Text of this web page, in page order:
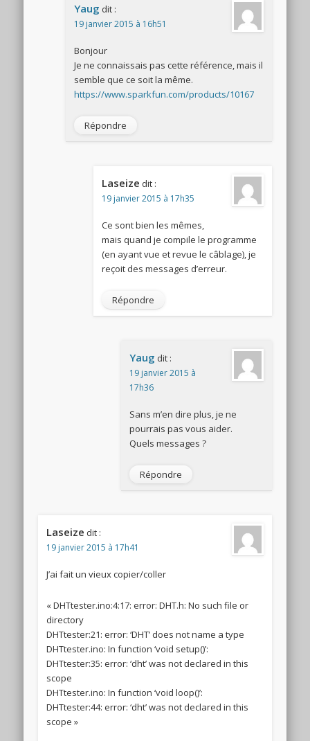
Yaug dit :
19 janvier 2015 à 16h51
Bonjour
Je ne connaissais pas cette référence, mais il
semble que ce soit la même.
https://www.sparkfun.com/products/10167
Répondre
Laseize dit :
19 janvier 2015 à 17h35
Ce sont bien les mêmes,
mais quand je compile le programme
(en ayant vue et revue le câblage), je
reçoit des messages d’erreur.
Répondre
Yaug dit :
19 janvier 2015 à
17h36
Sans m’en dire plus, je ne
pourrais pas vous aider.
Quels messages ?
Répondre
Laseize dit :
19 janvier 2015 à 17h41
J’ai fait un vieux copier/coller
« DHTtester.ino:4:17: error: DHT.h: No such file or
directory
DHTtester:21: error: ‘DHT’ does not name a type
DHTtester.ino: In function ‘void setup()’:
DHTtester:35: error: ‘dht’ was not declared in this
scope
DHTtester.ino: In function ‘void loop()’:
DHTtester:44: error: ‘dht’ was not declared in this
scope »